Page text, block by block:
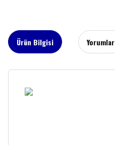
Ürün Bilgisi Yorumlar